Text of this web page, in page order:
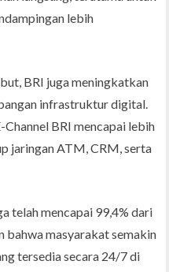
lebih
BRI juga meningkatkan
infrastruktur digital.
BRI mencapai lebih
jaringan ATM, CRM, serta
telah mencapai 99,4% dari
bahwa masyarakat semakin
tersedia secara 24/7 di